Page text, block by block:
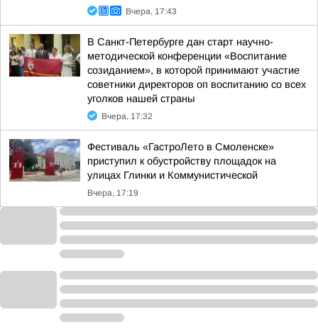
Вчера, 17:43
В Санкт-Петербурге дан старт научно-
методической конференции «Воспитание
созиданием», в которой принимают участие
советники директоров оп воспитанию со всех
уголков нашей страны
Вчера, 17:32
Фестиваль «ГастроЛето в Смоленске»
приступил к обустройству площадок на
улицах Глинки и Коммунистической
Вчера, 17:19